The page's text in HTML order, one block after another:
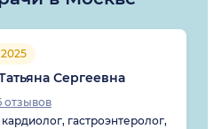
Сергеевна
отзывов
гастроэнтеролог,